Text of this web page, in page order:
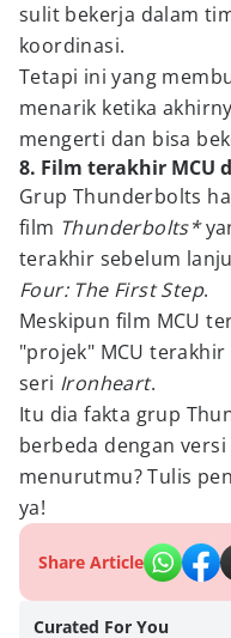
sulit bekerja dalam
koordinasi.
Tetapi ini yang
menarik ketika
mengerti dan bisa
8. Film terakhir MCU
Grup Thunderbolts
film Thunderbolts*
terakhir sebelum
Four: The First Step.
Meskipun film MCU
"projek" MCU
seri Ironheart.
Itu dia fakta grup
berbeda dengan
menurutmu? Tulis
ya!
Share Article
Curated For You